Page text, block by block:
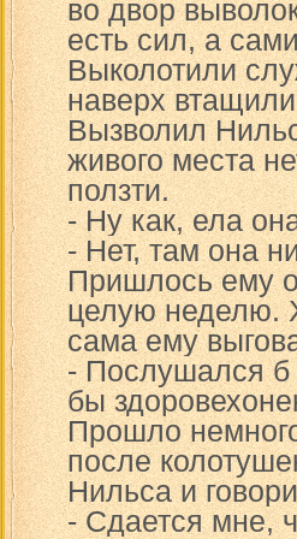
во двор
есть сил, а
Выколотили
наверх
Вызволил
живого места
ползти.
- Ну как, ела
- Нет, там она
Пришлось ему
целую неделю.
сама ему
- Послушался
бы
Прошло
после
Нильса и
- Сдается мне,